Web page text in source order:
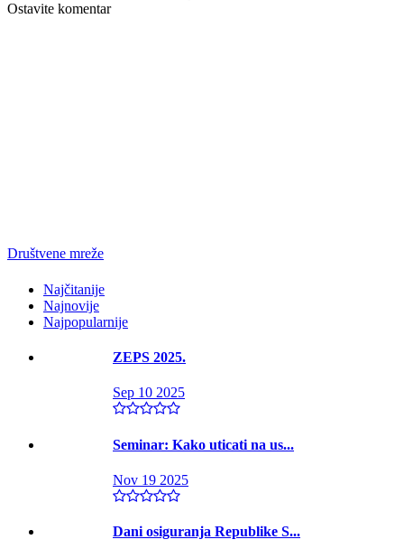
Ostavite komentar
Društvene mreže
Najčitanije
Najnovije
Najpopularnije
ZEPS 2025.
Sep 10 2025
Seminar: Kako uticati na us...
Nov 19 2025
Dani osiguranja Republike S...